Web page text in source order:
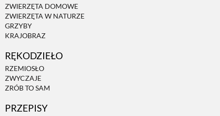
ZWIERZĘTA DOMOWE
ZWIERZĘTA W NATURZE
GRZYBY
KRAJOBRAZ
RĘKODZIEŁO
RZEMIOSŁO
ZWYCZAJE
ZRÓB TO SAM
PRZEPISY